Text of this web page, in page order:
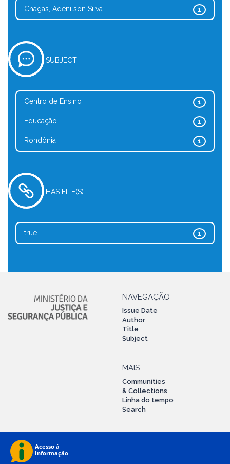
1
Chagas, Adenilson Silva
SUBJECT
1
Centro de Ensino
1
Educação
1
Rondônia
HAS FILE(S)
1
true
NAVEGAÇÃO
Issue Date
Author
Title
Subject
MAIS
Communities
& Collections
Linha do tempo
Search